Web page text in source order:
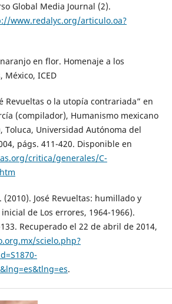
Global Media Journal (2).
www.redalyc.org/articulo.oa?
naranjo en flor. Homenaje a los
México, ICED
Revueltas o la utopía contrariada” en
(compilador), Humanismo mexicano
Toluca, Universidad Autónoma del
págs. 411-420. Disponible en
critica/generales/C-
(2010). José Revueltas: humillado y
de Los errores, 1964-1966).
Recuperado el 22 de abril de 2014,
scielo.php?
.